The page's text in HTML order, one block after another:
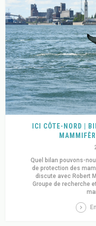
ICI CÔTE-NORD |
Quel bilan pouvons-
de protection des
discute avec Robert
Groupe de recherche